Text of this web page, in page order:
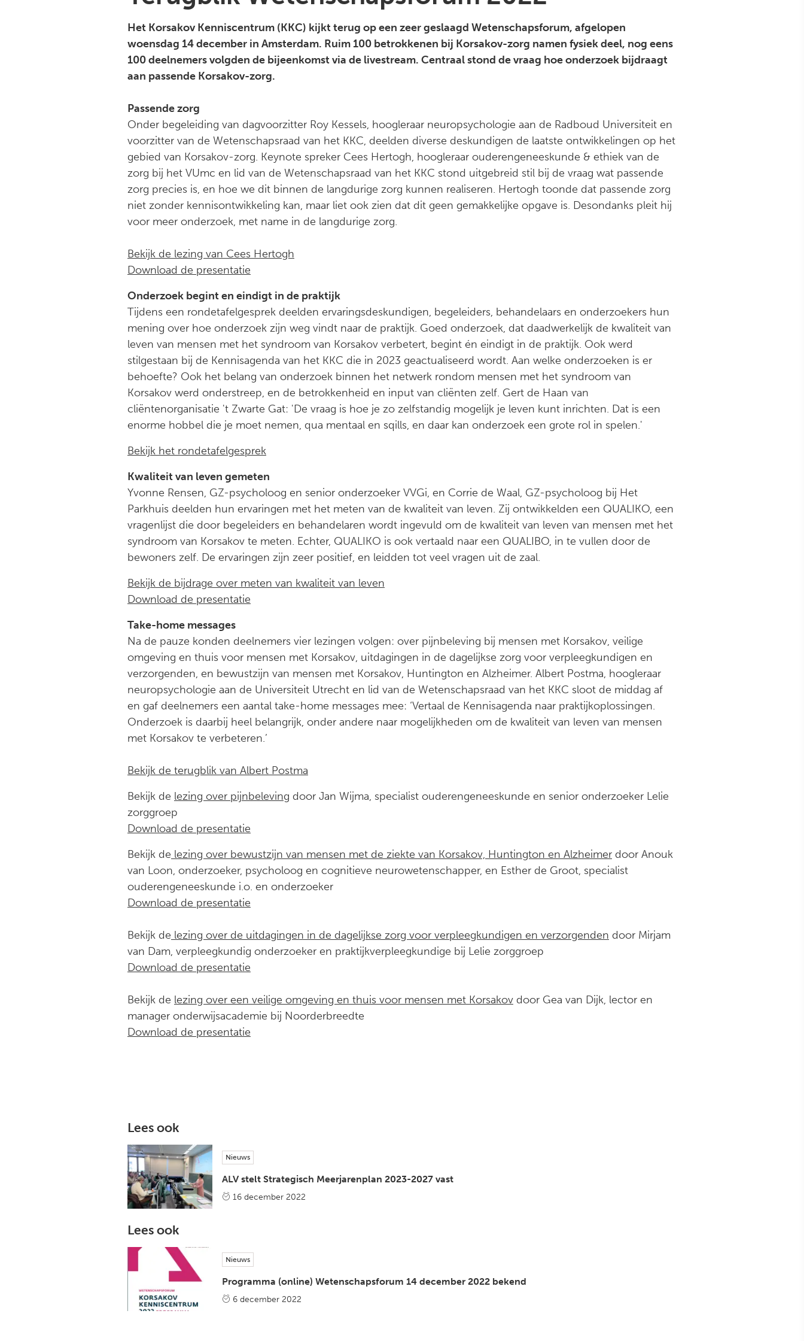
Het Korsakov Kenniscentrum (KKC) kijkt terug op een zeer geslaagd Wetenschapsforum, afgelopen
woensdag 14 december in Amsterdam. Ruim 100 betrokkenen bij Korsakov-zorg namen fysiek deel, nog eens
100 deelnemers volgden de bijeenkomst via de livestream. Centraal stond de vraag hoe onderzoek bijdraagt
aan passende Korsakov-zorg.
Passende zorg
Onder begeleiding van dagvoorzitter Roy Kessels, hoogleraar neuropsychologie aan de Radboud Universiteit en
voorzitter van de Wetenschapsraad van het KKC, deelden diverse deskundigen de laatste ontwikkelingen op het
gebied van Korsakov-zorg. Keynote spreker Cees Hertogh, hoogleraar ouderengeneeskunde & ethiek van de
zorg bij het VUmc en lid van de Wetenschapsraad van het KKC stond uitgebreid stil bij de vraag wat passende
zorg precies is, en hoe we dit binnen de langdurige zorg kunnen realiseren. Hertogh toonde dat passende zorg
niet zonder kennisontwikkeling kan, maar liet ook zien dat dit geen gemakkelijke opgave is. Desondanks pleit hij
voor meer onderzoek, met name in de langdurige zorg.
Bekijk de lezing van Cees Hertogh
Download de presentatie
Onderzoek begint en eindigt in de praktijk
Tijdens een rondetafelgesprek deelden ervaringsdeskundigen, begeleiders, behandelaars en onderzoekers hun
mening over hoe onderzoek zijn weg vindt naar de praktijk. Goed onderzoek, dat daadwerkelijk de kwaliteit van
leven van mensen met het syndroom van Korsakov verbetert, begint én eindigt in de praktijk. Ook werd
stilgestaan bij de Kennisagenda van het KKC die in 2023 geactualiseerd wordt. Aan welke onderzoeken is er
behoefte? Ook het belang van onderzoek binnen het netwerk rondom mensen met het syndroom van
Korsakov werd onderstreep, en de betrokkenheid en input van cliënten zelf. Gert de Haan van
cliëntenorganisatie 't Zwarte Gat: 'De vraag is hoe je zo zelfstandig mogelijk je leven kunt inrichten. Dat is een
enorme hobbel die je moet nemen, qua mentaal en sqills, en daar kan onderzoek een grote rol in spelen.'
Bekijk het rondetafelgesprek
Kwaliteit van leven gemeten
Yvonne Rensen, GZ-psycholoog en senior onderzoeker VVGi, en Corrie de Waal, GZ-psycholoog bij Het
Parkhuis deelden hun ervaringen met het meten van de kwaliteit van leven. Zij ontwikkelden een QUALIKO, een
vragenlijst die door begeleiders en behandelaren wordt ingevuld om de kwaliteit van leven van mensen met het
syndroom van Korsakov te meten. Echter, QUALIKO is ook vertaald naar een QUALIBO, in te vullen door de
bewoners zelf. De ervaringen zijn zeer positief, en leidden tot veel vragen uit de zaal.
Bekijk de bijdrage over meten van kwaliteit van leven
Download de presentatie
Take-home messages
Na de pauze konden deelnemers vier lezingen volgen: over pijnbeleving bij mensen met Korsakov, veilige
omgeving en thuis voor mensen met Korsakov, uitdagingen in de dagelijkse zorg voor verpleegkundigen en
verzorgenden, en bewustzijn van mensen met Korsakov, Huntington en Alzheimer. Albert Postma, hoogleraar
neuropsychologie aan de Universiteit Utrecht en lid van de Wetenschapsraad van het KKC sloot de middag af
en gaf deelnemers een aantal take-home messages mee: ‘Vertaal de Kennisagenda naar praktijkoplossingen.
Onderzoek is daarbij heel belangrijk, onder andere naar mogelijkheden om de kwaliteit van leven van mensen
met Korsakov te verbeteren.’
Bekijk de terugblik van Albert Postma
Bekijk de lezing over pijnbeleving door Jan Wijma, specialist ouderengeneeskunde en senior onderzoeker Lelie
zorggroep
Download de presentatie
Bekijk de lezing over bewustzijn van mensen met de ziekte van Korsakov, Huntington en Alzheimer door Anouk
van Loon, onderzoeker, psycholoog en cognitieve neurowetenschapper, en Esther de Groot, specialist
ouderengeneeskunde i.o. en onderzoeker
Download de presentatie
Bekijk de lezing over de uitdagingen in de dagelijkse zorg voor verpleegkundigen en verzorgenden door Mirjam
van Dam, verpleegkundig onderzoeker en praktijkverpleegkundige bij Lelie zorggroep
Download de presentatie
Bekijk de lezing over een veilige omgeving en thuis voor mensen met Korsakov door Gea van Dijk, lector en
manager onderwijsacademie bij Noorderbreedte
Download de presentatie
Lees ook
Nieuws
ALV stelt Strategisch Meerjarenplan 2023-2027 vast
16 december 2022
Lees ook
Nieuws
Programma (online) Wetenschapsforum 14 december 2022 bekend
6 december 2022